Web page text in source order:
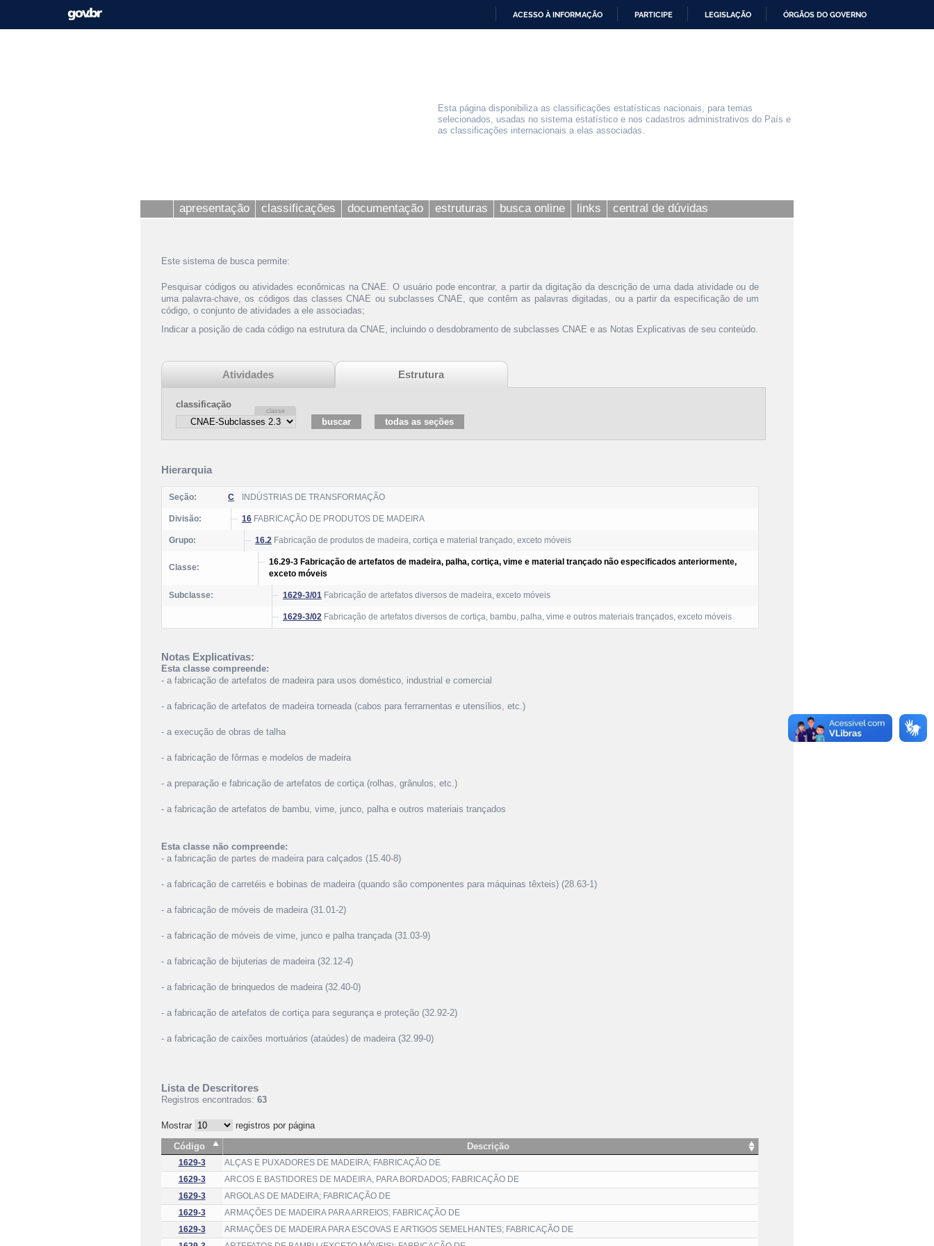
ACESSO À INFORMAÇÃO PARTICIPE LEGISLAÇÃO ÓRGÃOS DO GOVERNO
Esta página disponibiliza as classificações estatísticas nacionais, para temas
selecionados, usadas no sistema estatístico e nos cadastros administrativos do País e
as classificações internacionais a elas associadas.
apresentação classificações documentação estruturas busca online links central de dúvidas
Este sistema de busca permite:
Pesquisar códigos ou atividades econômicas na CNAE. O usuário pode encontrar, a partir da digitação da descrição de uma dada atividade ou de
uma palavra-chave, os códigos das classes CNAE ou subclasses CNAE, que contêm as palavras digitadas, ou a partir da especificação de um
código, o conjunto de atividades a ele associadas;
Indicar a posição de cada código na estrutura da CNAE, incluindo o desdobramento de subclasses CNAE e as Notas Explicativas de seu conteúdo.
Atividades Estrutura
classificação
Hierarquia
Seção: C INDÚSTRIAS DE TRANSFORMAÇÃO
Divisão: 16 FABRICAÇÃO DE PRODUTOS DE MADEIRA
Grupo: 16.2 Fabricação de produtos de madeira, cortiça e material trançado, exceto móveis
Classe:
16.29-3 Fabricação de artefatos de madeira, palha, cortiça, vime e material trançado não especificados anteriormente,
exceto móveis
Subclasse: 1629-3/01 Fabricação de artefatos diversos de madeira, exceto móveis
1629-3/02 Fabricação de artefatos diversos de cortiça, bambu, palha, vime e outros materiais trançados, exceto móveis
Notas Explicativas:
Esta classe compreende:
- a fabricação de artefatos de madeira para usos doméstico, industrial e comercial
- a fabricação de artefatos de madeira torneada (cabos para ferramentas e utensílios, etc.)
- a execução de obras de talha
- a fabricação de fôrmas e modelos de madeira
- a preparação e fabricação de artefatos de cortiça (rolhas, grânulos, etc.)
- a fabricação de artefatos de bambu, vime, junco, palha e outros materiais trançados
Esta classe não compreende:
- a fabricação de partes de madeira para calçados (15.40-8)
- a fabricação de carretéis e bobinas de madeira (quando são componentes para máquinas têxteis) (28.63-1)
- a fabricação de móveis de madeira (31.01-2)
- a fabricação de móveis de vime, junco e palha trançada (31.03-9)
- a fabricação de bijuterias de madeira (32.12-4)
- a fabricação de brinquedos de madeira (32.40-0)
- a fabricação de artefatos de cortiça para segurança e proteção (32.92-2)
- a fabricação de caixões mortuários (ataúdes) de madeira (32.99-0)
Lista de Descritores
Registros encontrados: 63
Mostrar
registros por página
Código
Descrição
1629-3
ALÇAS E PUXADORES DE MADEIRA; FABRICAÇÃO DE
1629-3
ARCOS E BASTIDORES DE MADEIRA, PARA BORDADOS; FABRICAÇÃO DE
1629-3
ARGOLAS DE MADEIRA; FABRICAÇÃO DE
1629-3
ARMAÇÕES DE MADEIRA PARA ARREIOS; FABRICAÇÃO DE
1629-3
ARMAÇÕES DE MADEIRA PARA ESCOVAS E ARTIGOS SEMELHANTES; FABRICAÇÃO DE